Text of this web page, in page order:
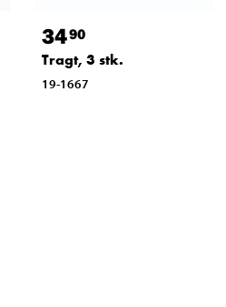
3490
Tragt, 3 stk.
19-1667